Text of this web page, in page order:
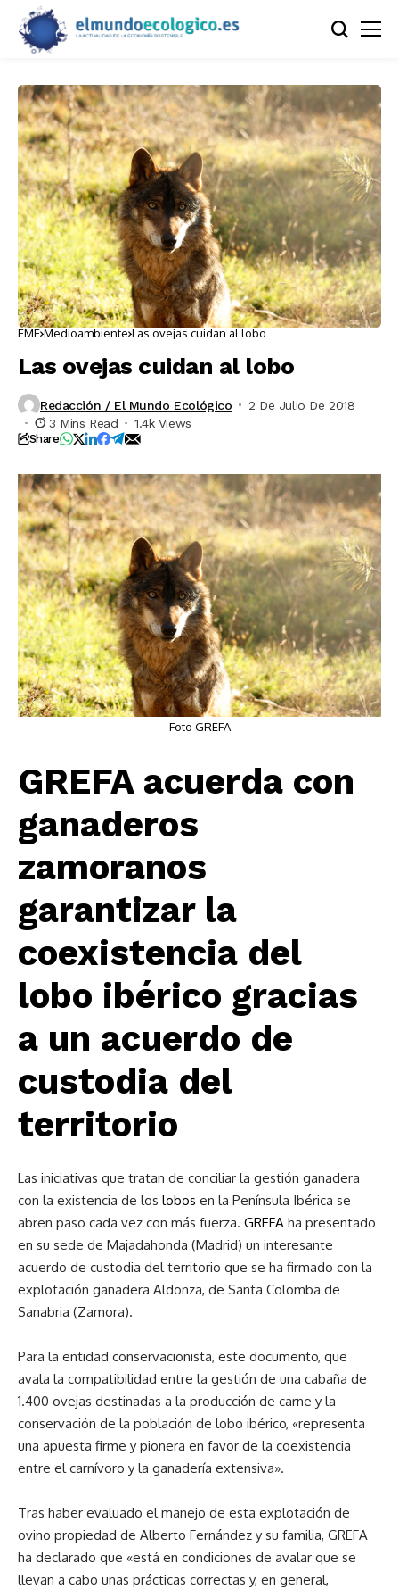
EME Medioambiente Las ovejas cuidan al lobo
Las ovejas cuidan al lobo
Redacción / El Mundo Ecológico
2 De Julio De 2018
3 Mins Read
1.4k Views
Share
Foto GREFA
GREFA acuerda con
ganaderos
zamoranos
garantizar la
coexistencia del
lobo ibérico gracias
a un acuerdo de
custodia del
territorio
Las iniciativas que tratan de conciliar la gestión ganadera
con la existencia de los lobos en la Península Ibérica se
abren paso cada vez con más fuerza. GREFA ha presentado
en su sede de Majadahonda (Madrid) un interesante
acuerdo de custodia del territorio que se ha firmado con la
explotación ganadera Aldonza, de Santa Colomba de
Sanabria (Zamora).
Para la entidad conservacionista, este documento, que
avala la compatibilidad entre la gestión de una cabaña de
1.400 ovejas destinadas a la producción de carne y la
conservación de la población de lobo ibérico, «representa
una apuesta firme y pionera en favor de la coexistencia
entre el carnívoro y la ganadería extensiva».
Tras haber evaluado el manejo de esta explotación de
ovino propiedad de Alberto Fernández y su familia, GREFA
ha declarado que «está en condiciones de avalar que se
llevan a cabo unas prácticas correctas y, en general,